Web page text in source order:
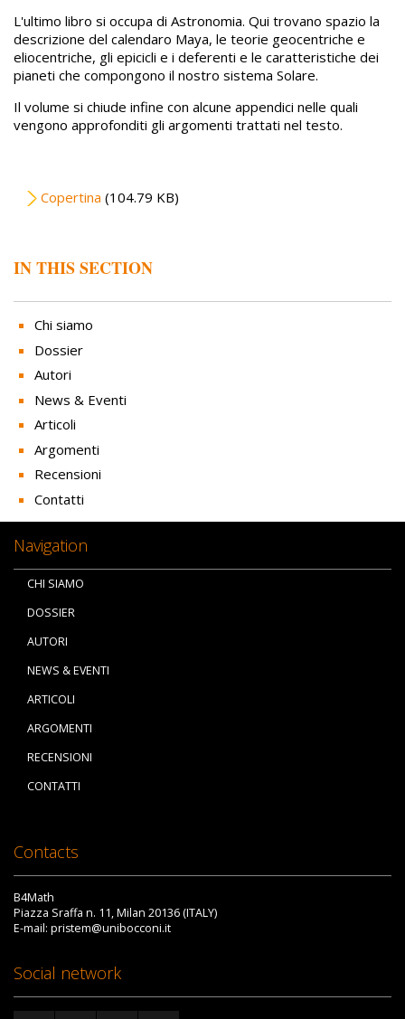
IN THIS SECTION
Chi siamo
Dossier
Autori
News & Eventi
Articoli
Argomenti
Recensioni
Contatti
L'ultimo libro si occupa di Astronomia. Qui trovano spazio la
descrizione del calendaro Maya, le teorie geocentriche e
eliocentriche, gli epicicli e i deferenti e le caratteristiche dei
pianeti che compongono il nostro sistema Solare.
Il volume si chiude infine con alcune appendici nelle quali
vengono approfonditi gli argomenti trattati nel testo.
File
Copertina (104.79 KB)
Navigation
CHI SIAMO
DOSSIER
AUTORI
NEWS & EVENTI
ARTICOLI
ARGOMENTI
RECENSIONI
CONTATTI
Contacts
B4Math
Piazza Sraffa n. 11, Milan 20136 (ITALY)
E-mail: pristem@unibocconi.it
Social network